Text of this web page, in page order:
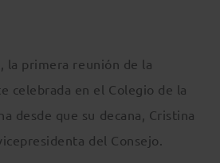
la primera reunión de la
celebrada en el Colegio de la
desde que su decana, Cristina
del Consejo.